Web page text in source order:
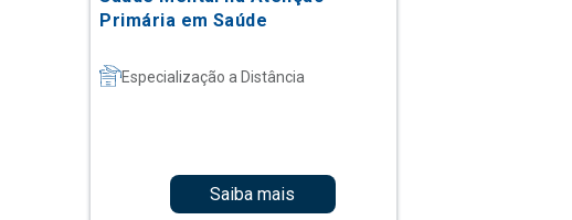
Primária em Saúde
Especialização a Distância
Saiba mais